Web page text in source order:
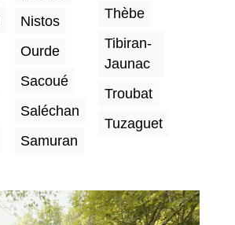
Nistos
Ourde
Sacoué
Saléchan
Samuran
Thèbe
Tibiran-
Jaunac
Troubat
Tuzaguet